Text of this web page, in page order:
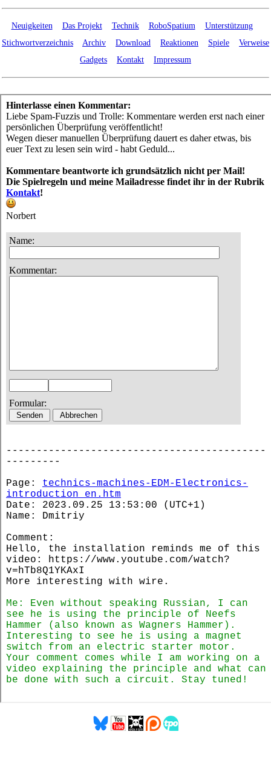
Neuigkeiten Das Projekt Technik RoboSpatium
Unterstützung
Stichwortverzeichnis
Archiv Download Reaktionen Spiele
Verweise
Gadgets
Kontakt Impressum